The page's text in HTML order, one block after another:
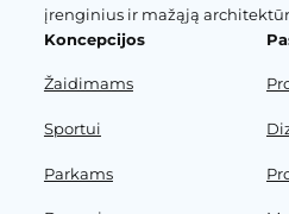
įrenginius ir mažąją
Koncepcijos
Žaidimams
Sportui
Parkams